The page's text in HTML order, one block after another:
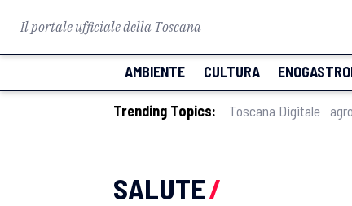
Il portale ufficiale della Toscana
AMBIENTE CULTURA
Trending Topics: Toscana Digitale
SALUTE/